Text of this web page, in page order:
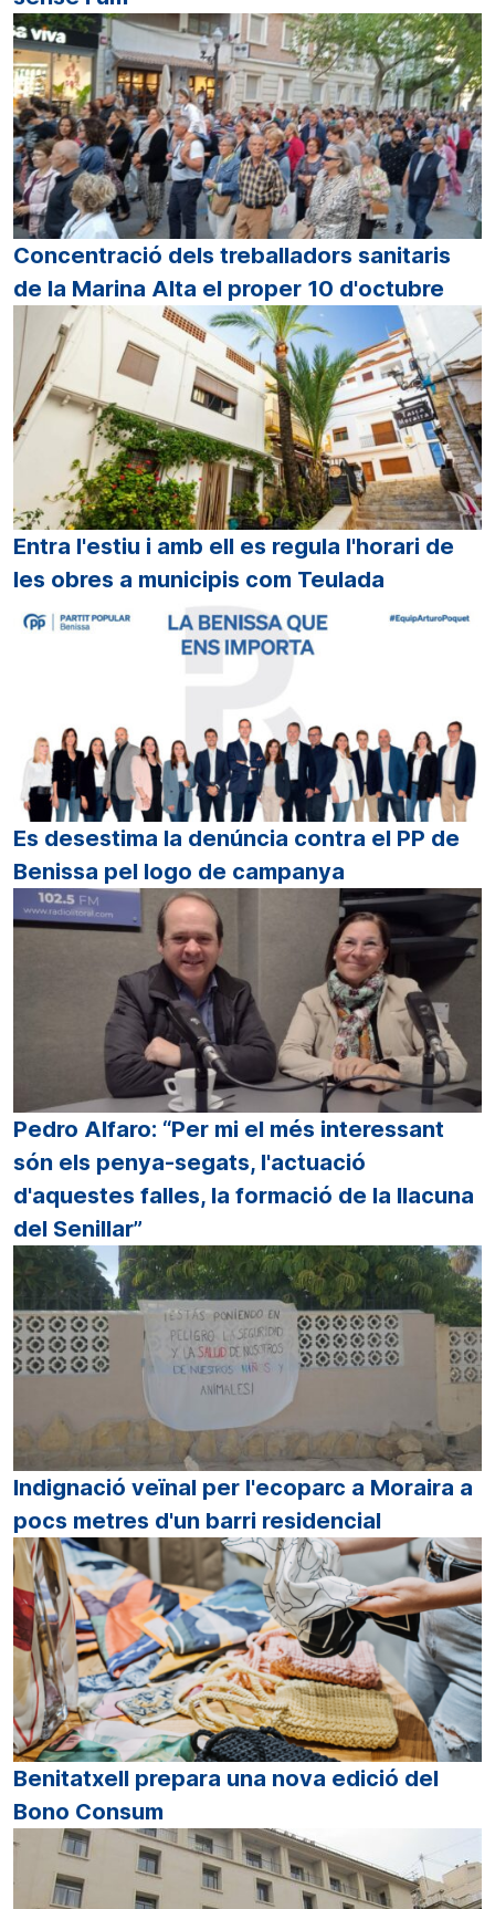
Concentració dels treballadors sanitaris
de la Marina Alta el proper 10 d'octubre
Entra l'estiu i amb ell es regula l'horari de
les obres a municipis com Teulada
Es desestima la denúncia contra el PP de
Benissa pel logo de campanya
Pedro Alfaro: “Per mi el més interessant
són els penya-segats, l'actuació
d'aquestes falles, la formació de la llacuna
del Senillar”
Indignació veïnal per l'ecoparc a Moraira a
pocs metres d'un barri residencial
Benitatxell prepara una nova edició del
Bono Consum